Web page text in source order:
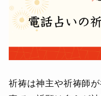
祈祷は神主や祈祷師